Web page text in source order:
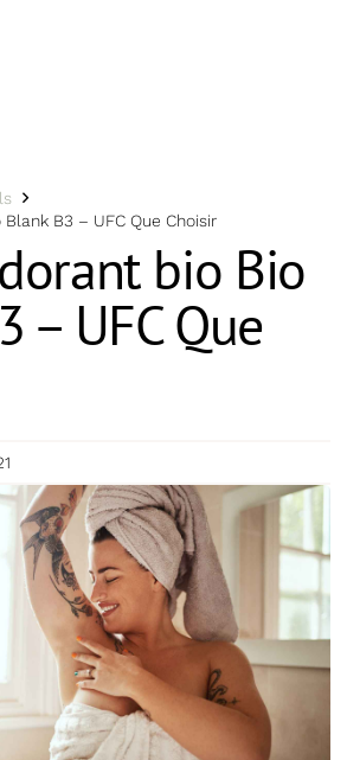
B3 – UFC Que Choisir
bio Bio
– UFC Que